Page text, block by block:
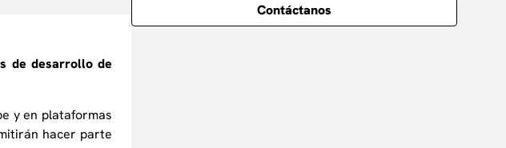
de desarrollo de
y en plataformas
hacer parte
Contáctanos